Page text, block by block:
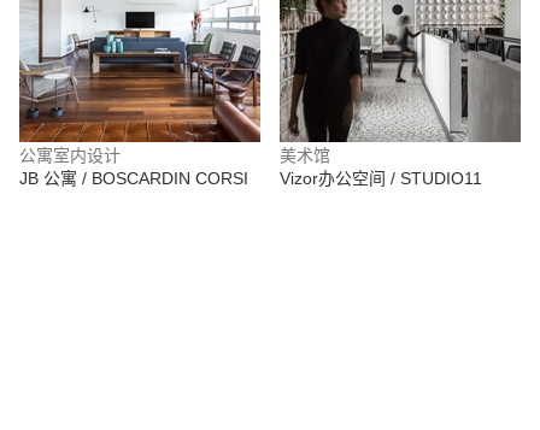
公寓室内设计
JB 公寓 / BOSCARDIN CORSI
美术馆
Vizor办公空间 / STUDIO11